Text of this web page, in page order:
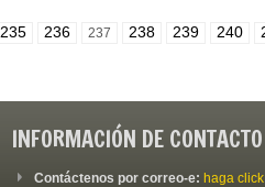
235 236 237 238 239 240
INFORMACIÓN DE CONTACTO
Contáctenos por correo-e: haga